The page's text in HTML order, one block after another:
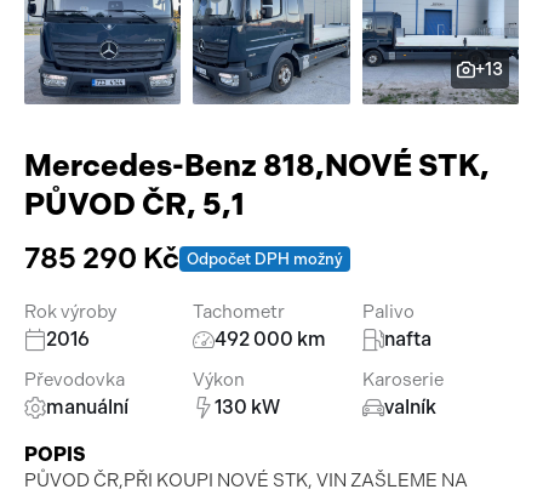
Pracovní stroje
Náhradní díly
Příslušenství
Auto a život
Videa
+13
Mercedes-Benz 818,NOVÉ STK,
PŮVOD ČR, 5,1
785 290 Kč Odpočet DPH možný
Rok výroby
2016
Tachometr
492 000 km
Palivo
nafta
Převodovka
manuální
Výkon
130 kW
Karoserie
valník
POPIS
PŮVOD ČR,PŘI KOUPI NOVÉ STK, VIN ZAŠLEME NA